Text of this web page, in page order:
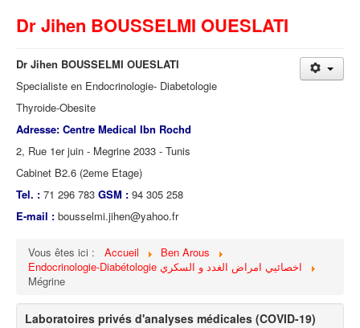
Dr Jihen BOUSSELMI OUESLATI
Dr Jihen BOUSSELMI OUESLATI
Specialiste en Endocrinologie- Diabetologie
Thyroide-Obesite
Adresse: Centre Medical Ibn Rochd
2, Rue 1er juin - Megrine 2033 - Tunis
Cabinet B2.6 (2eme Etage)
Tel. : 71 296 783 GSM : 94 305 258
E-mail : bousselmi.jihen@yahoo.fr
Vous êtes ici : Accueil
Ben Arous
Endocrinologie-Diabétologie اخصائيي امراض الغدد و السكري
Mégrine
Laboratoires privés d'analyses médicales (COVID-19)